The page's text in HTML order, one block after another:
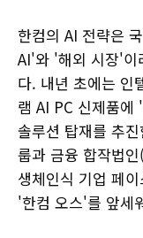
한컴의 AI 전략은
AI'와 '해외 시장'이
다. 내년 초에는 인
램 AI PC 신제품에
솔루션 탑재를 추
룹과 금융 합작법
생체인식 기업 페
'한컴 오스'를 앞세